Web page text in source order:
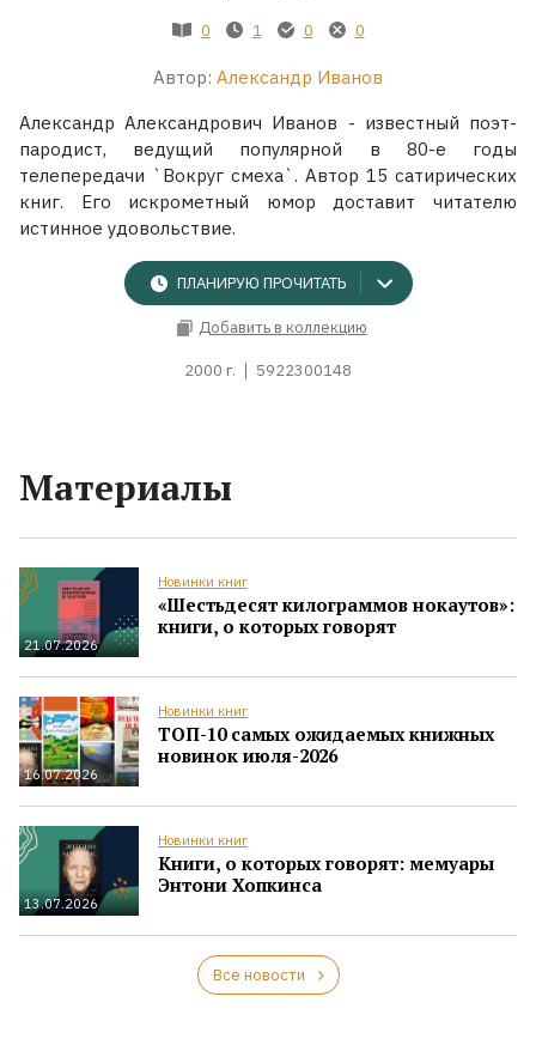
Коллекции
0 1 0 0
Автор: Александр Иванов
Александр Александрович Иванов - известный поэт-
пародист, ведущий популярной в 80-е годы
телепередачи `Вокруг смеха`. Автор 15 сатирических
книг. Его искрометный юмор доставит читателю
истинное удовольствие.
ПЛАНИРУЮ ПРОЧИТАТЬ
Добавить в коллекцию
2000 г. 5922300148
Материалы
21.07.2026
Новинки книг
«Шестьдесят килограммов нокаутов»:
книги, о которых говорят
16.07.2026
Новинки книг
ТОП-10 самых ожидаемых книжных
новинок июля-2026
13.07.2026
Новинки книг
Книги, о которых говорят: мемуары
Энтони Хопкинса
Все новости